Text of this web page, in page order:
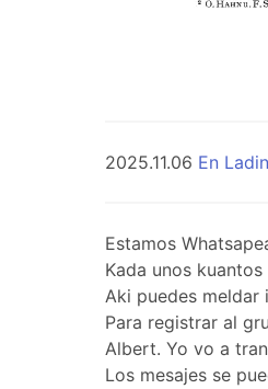
2025.11.06 En
Estamos
Kada unos
Aki puedes meldar
Para registrar al
Albert. Yo vo a
Los mesajes se